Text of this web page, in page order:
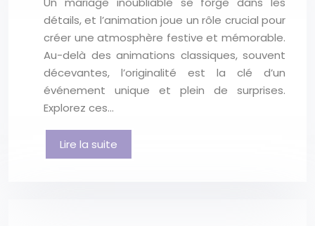
détails, et l’animation joue un rôle crucial pour
créer une atmosphère festive et mémorable.
Au-delà des animations classiques, souvent
décevantes, l’originalité est la clé d’un
événement unique et plein de surprises.
Explorez ces…
Lire la suite